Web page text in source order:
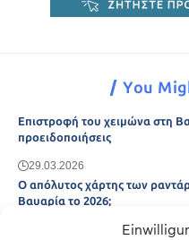
You
Επιστροφή του χειμώνα στη
προειδοποιήσεις
29.03.2026
Ο απόλυτος χάρτης των
Βαυαρία το 2026;